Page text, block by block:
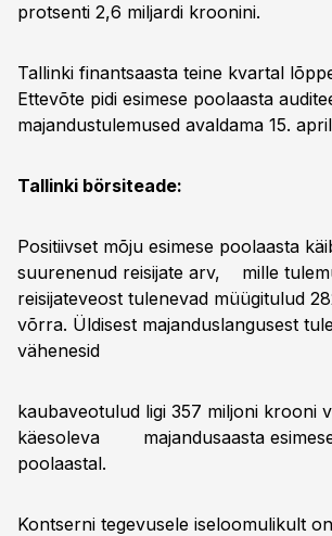
protsenti 2,6 miljardi kroonini.
Tallinki finantsaasta teine kvartal
Ettevõte pidi esimese poolaasta
majandustulemused avaldama 15.
Tallinki börsiteade:
Positiivset mõju esimese poolaasta
suurenenud reisijate arv, mille
reisijateveost tulenevad müügitulud
võrra. Üldisest majanduslangusest
vähenesid
kaubaveotulud ligi 357 miljoni krooni
käesoleva majandusaasta
Kontserni tegevusele iseloomulikult